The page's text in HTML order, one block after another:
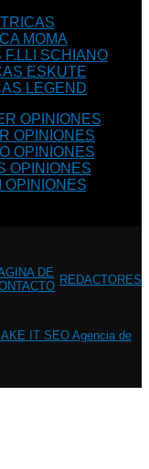
MOMA
SCHIANO
ESKUTE
LEGEND
OPINIONES
OPINIONES
OPINIONES
OPINIONES
OPINIONES
DE REDACTORES
IT SEO Agencia de